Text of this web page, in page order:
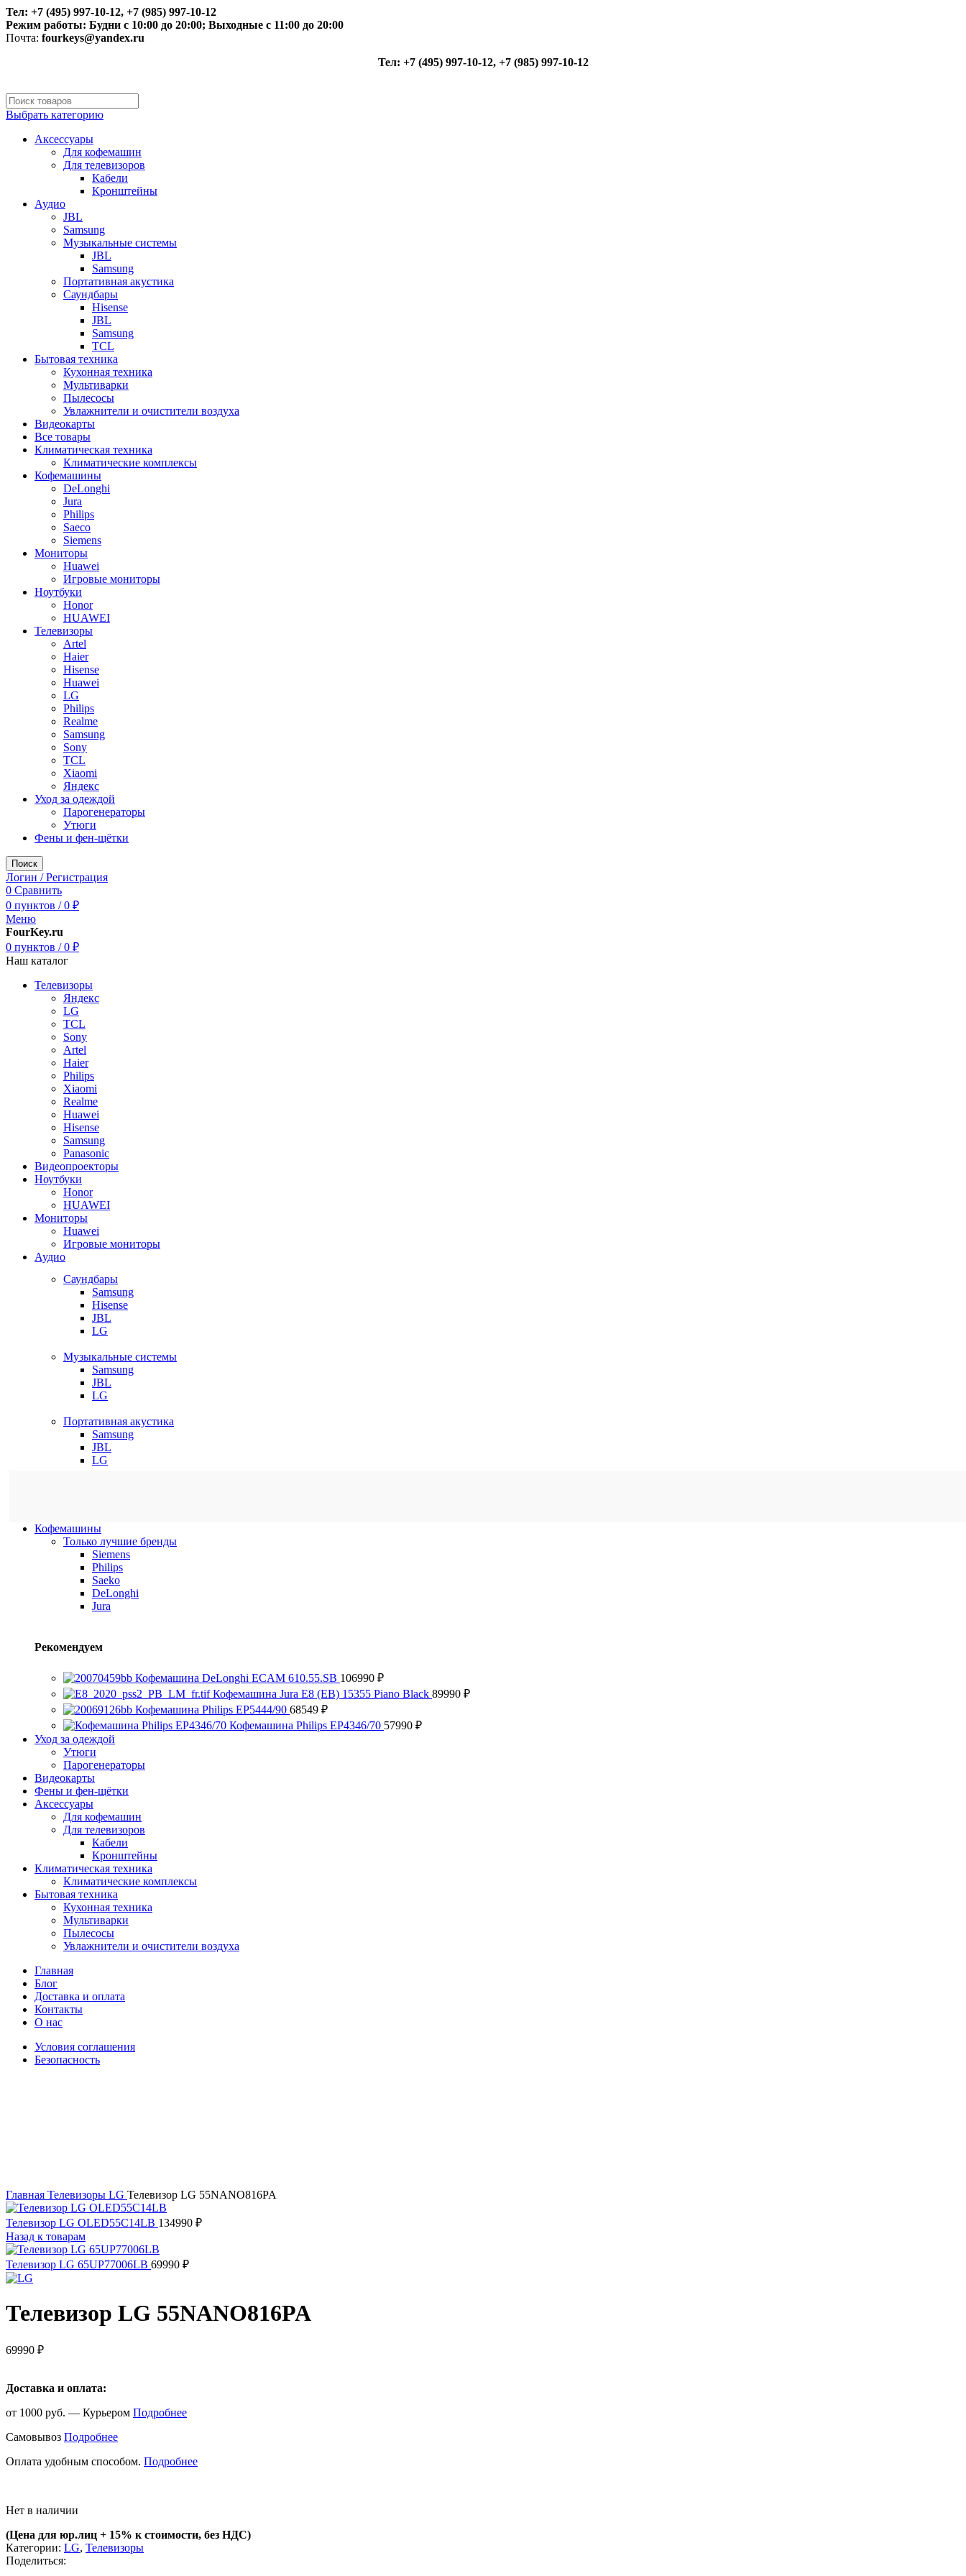
Тел: +7 (495) 997-10-12, +7 (985) 997-10-12
Режим работы: Будни с 10:00 до 20:00; Выходные с 11:00 до 20:00
Почта: fourkeys@yandex.ru
Тел: +7 (495) 997-10-12, +7 (985) 997-10-12
Выбрать категорию
Аксессуары
Для кофемашин
Для телевизоров
Кабели
Кронштейны
Аудио
JBL
Samsung
Музыкальные системы
JBL
Samsung
Портативная акустика
Саундбары
Hisense
JBL
Samsung
TCL
Бытовая техника
Кухонная техника
Мультиварки
Пылесосы
Увлажнители и очистители воздуха
Видеокарты
Все товары
Климатическая техника
Климатические комплексы
Кофемашины
DeLonghi
Jura
Philips
Saeco
Siemens
Мониторы
Huawei
Игровые мониторы
Ноутбуки
Honor
HUAWEI
Телевизоры
Artel
Haier
Hisense
Huawei
LG
Philips
Realme
Samsung
Sony
TCL
Xiaomi
Яндекс
Уход за одеждой
Парогенераторы
Утюги
Фены и фен-щётки
Поиск
Логин / Регистрация
0 Сравнить
0 пунктов / 0 ₽
Меню
FourKey.ru
0 пунктов / 0 ₽
Наш каталог
Телевизоры
Яндекс
LG
TCL
Sony
Artel
Haier
Philips
Xiaomi
Realme
Huawei
Hisense
Samsung
Panasonic
Видеопроекторы
Ноутбуки
Honor
HUAWEI
Мониторы
Huawei
Игровые мониторы
Аудио
Саундбары
Samsung
Hisense
JBL
LG
Музыкальные системы
Samsung
JBL
LG
Портативная акустика
Samsung
JBL
LG
Кофемашины
Только лучшие бренды
Siemens
Philips
Saeko
DeLonghi
Jura
Рекомендуем
Кофемашина DeLonghi ECAM 610.55.SB 106990 ₽
Кофемашина Jura E8 (EB) 15355 Piano Black 89990 ₽
Кофемашина Philips EP5444/90 68549 ₽
Кофемашина Philips EP4346/70 57990 ₽
Уход за одеждой
Утюги
Парогенераторы
Видеокарты
Фены и фен-щётки
Аксессуары
Для кофемашин
Для телевизоров
Кабели
Кронштейны
Климатическая техника
Климатические комплексы
Бытовая техника
Кухонная техника
Мультиварки
Пылесосы
Увлажнители и очистители воздуха
Главная
Блог
Доставка и оплата
Контакты
О нас
Условия соглашения
Безопасность
Главная Телевизоры LG Телевизор LG 55NANO816PA
Телевизор LG OLED55C14LB 134990 ₽
Назад к товарам
Телевизор LG 65UP77006LB 69990 ₽
Телевизор LG 55NANO816PA
69990 ₽
Доставка и оплата:
от 1000 руб. — Курьером Подробнее
Самовывоз Подробнее
Оплата удобным способом. Подробнее
Нет в наличии
(Цена для юр.лиц + 15% к стоимости, без НДС)
Категории: LG, Телевизоры
Поделиться: